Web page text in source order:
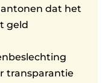
dat het
geld
transparantie